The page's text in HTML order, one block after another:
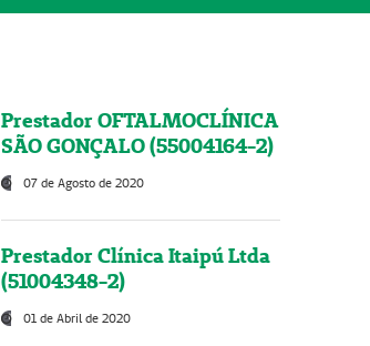
Prestador OFTALMOCLÍNICA
SÃO GONÇALO (55004164-2)
07 de Agosto de 2020
Prestador Clínica Itaipú Ltda
(51004348-2)
01 de Abril de 2020